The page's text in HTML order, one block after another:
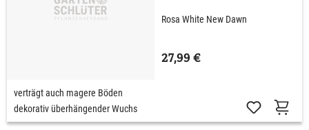
Rosa White New Dawn
27,99 €
verträgt auch magere Böden
dekorativ überhängender Wuchs